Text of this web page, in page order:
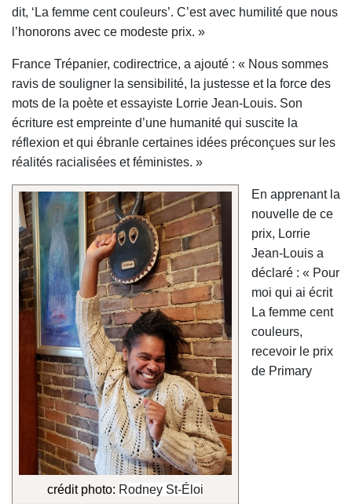
dit, ‘La femme cent couleurs’. C’est avec humilité que nous
l’honorons avec ce modeste prix. »
France Trépanier, codirectrice, a ajouté : « Nous sommes
ravis de souligner la sensibilité, la justesse et la force des
mots de la poète et essayiste Lorrie Jean-Louis. Son
écriture est empreinte d’une humanité qui suscite la
réflexion et qui ébranle certaines idées préconçues sur les
réalités racialisées et féministes. »
crédit photo: Rodney St-Éloi
En apprenant la
nouvelle de ce
prix, Lorrie
Jean-Louis a
déclaré : « Pour
moi qui ai écrit
La femme cent
couleurs,
recevoir le prix
de Primary